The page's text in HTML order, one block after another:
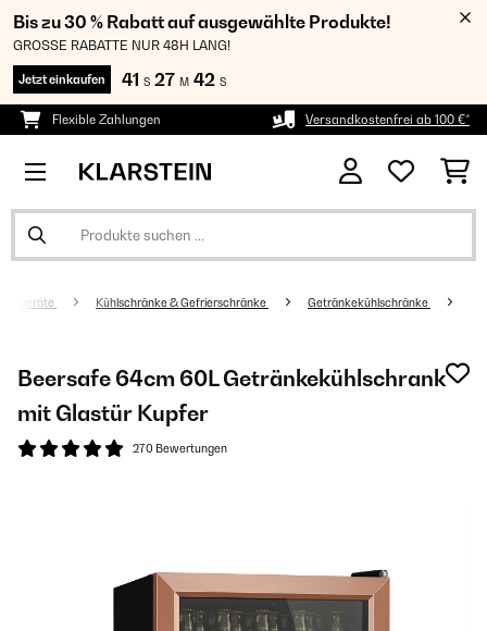
Bis zu 30 % Rabatt auf ausgewählte Produkte!
GROSSE RABATTE NUR 48H LANG!
Jetzt einkaufen 41 S 27 M 42 S
Flexible Zahlungen Versandkostenfrei ab 100 €*
Kühlschränke & Gefrierschränke Getränkekühlschränke
Beersafe 64cm 60L Getränkekühlschrank
mit Glastür​ Kupfer
270 Bewertungen